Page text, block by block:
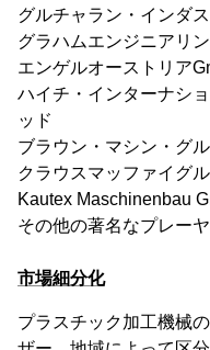
グルチャラン・インダ
グラハムエンジニアリ
エンゲルオーストリア
ハイチ・インターナシ
ッド
ブラウン・マシン・グ
クラウスマッファイグ
Kautex Maschinenbau
その他の著名なプレー
市場細分化
プラスチック加工機械